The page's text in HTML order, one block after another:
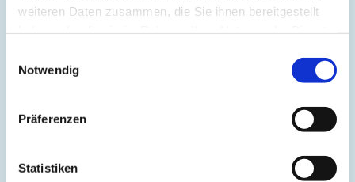
weiteren Daten zusammen, die Sie ihnen bereitgestellt
Notwendig
Präferenzen
Statistiken